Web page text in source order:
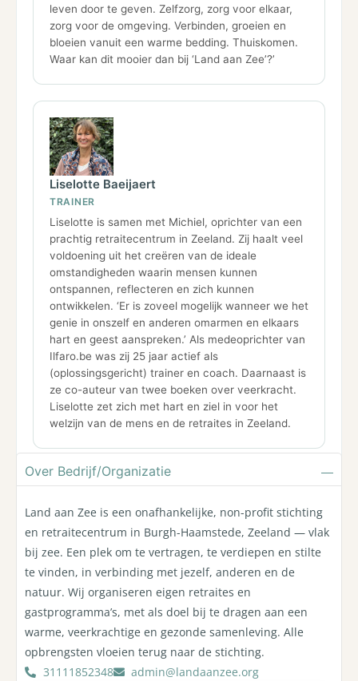
leven door te geven. Zelfzorg, zorg voor elkaar,
zorg voor de omgeving. Verbinden, groeien en
bloeien vanuit een warme bedding. Thuiskomen.
Waar kan dit mooier dan bij ‘Land aan Zee’?’
Liselotte Baeijaert
TRAINER
Liselotte is samen met Michiel, oprichter van een
prachtig retraitecentrum in Zeeland. Zij haalt veel
voldoening uit het creëren van de ideale
omstandigheden waarin mensen kunnen
ontspannen, reflecteren en zich kunnen
ontwikkelen. ‘Er is zoveel mogelijk wanneer we het
genie in onszelf en anderen omarmen en elkaars
hart en geest aanspreken.’ Als medeoprichter van
Ilfaro.be was zij 25 jaar actief als
(oplossingsgericht) trainer en coach. Daarnaast is
ze co-auteur van twee boeken over veerkracht.
Liselotte zet zich met hart en ziel in voor het
welzijn van de mens en de retraites in Zeeland.
Over Bedrijf/Organizatie
Land aan Zee is een onafhankelijke, non-profit stichting
en retraitecentrum in Burgh-Haamstede, Zeeland — vlak
bij zee. Een plek om te vertragen, te verdiepen en stilte
te vinden, in verbinding met jezelf, anderen en de
natuur. Wij organiseren eigen retraites en
gastprogramma’s, met als doel bij te dragen aan een
warme, veerkrachtige en gezonde samenleving. Alle
opbrengsten vloeien terug naar de stichting.
31111852348
admin@landaanzee.org